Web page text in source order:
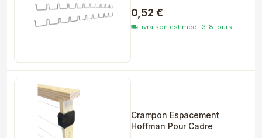
0,52 €
local_shippingLivraison estimée : 3-8 jours
Crampon Espacement
Hoffman Pour Cadre